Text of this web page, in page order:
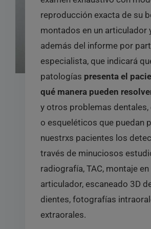
reproducción exacta de su
montados en un articulador
además del informe por
especialista, que indicará
patologías presenta el
qué manera pueden
y otros problemas
o esqueléticos que puedan
nuestrxs pacientes los
través de minuciosos
radiografía, TAC, montaje en
articulador, escaneado 3D
dientes, fotografías
extraorales.